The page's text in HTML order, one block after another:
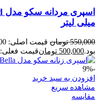
میلی لیتر
550,000 تومان
بود.500,000 تومانقیمت فعلی: 500,000 تومان.
-9%
افزودن به سبد خرید
مشاهده سریع
مقایسه